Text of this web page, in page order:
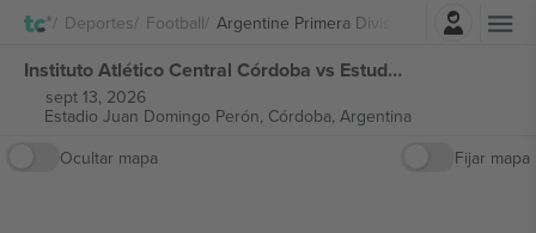
Deportes Football Argentine Primera División
Iniciar sesión
Instituto Atlético Central Córdoba vs Estudiantes de Río Cuarto Argentine Primera División entradas
sept 13, 2026
Estadio Juan Domingo Perón, Córdoba, Argentina
Ocultar mapa
Fijar mapa